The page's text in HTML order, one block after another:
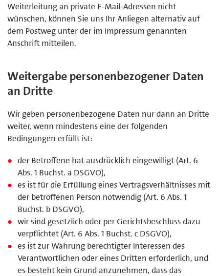
Weiterleitung an private E-Mail-Adressen nicht
wünschen, können Sie uns Ihr Anliegen alternativ auf
dem Postweg unter der im Impressum genannten
Anschrift mitteilen.
Weitergabe personenbezogener Daten
an Dritte
Wir geben personenbezogene Daten nur dann an Dritte
weiter, wenn mindestens eine der folgenden
Bedingungen erfüllt ist:
der Betroffene hat ausdrücklich eingewilligt (Art. 6
Abs. 1 Buchst. a DSGVO),
es ist für die Erfüllung eines Vertragsverhältnisses mit
der betroffenen Person notwendig (Art. 6 Abs. 1
Buchst. b DSGVO),
wir sind gesetzlich oder per Gerichtsbeschluss dazu
verpflichtet (Art. 6 Abs. 1 Buchst. c DSGVO),
es ist zur Wahrung berechtigter Interessen des
Verantwortlichen oder eines Dritten erforderlich, und
es besteht kein Grund anzunehmen, dass das